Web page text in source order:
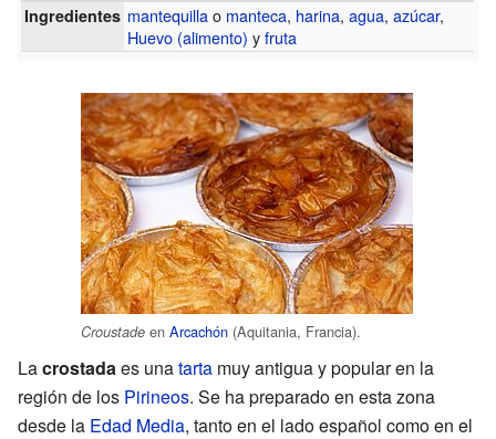
Ingredientes mantequillao manteca, harina,agua,azúcar,
Huevo (alimento) yfruta
Croustade en Arcachón (Aquitania, Francia).
Lacrostadaes unatarta muy antigua y popular en la
región de los Pirineos. Se ha preparado en esta zona
desde la Edad Media, tanto en el lado español como en el